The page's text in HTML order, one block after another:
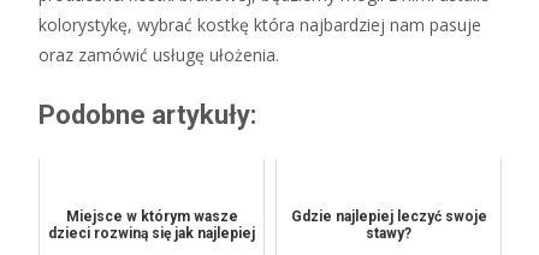
kolorystykę, wybrać kostkę która najbardziej nam pasuje
oraz zamówić usługę ułożenia.
Podobne artykuły:
Miejsce w którym wasze
dzieci rozwiną się jak najlepiej
Gdzie najlepiej leczyć swoje
stawy?